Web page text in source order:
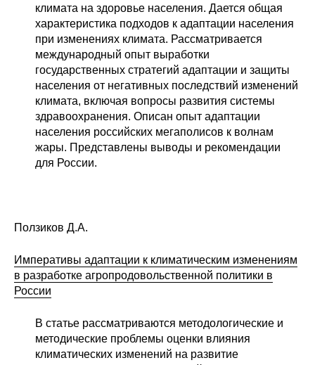
климата на здоровье населения. Дается общая
характеристика подходов к адаптации населения
при изменениях климата. Рассматривается
международный опыт выработки
государственных стратегий адаптации и защиты
населения от негативных последствий изменений
климата, включая вопросы развития системы
здравоохранения. Описан опыт адаптации
населения российских мегаполисов к волнам
жары. Представлены выводы и рекомендации
для России.
Ползиков Д.А.
Императивы адаптации к климатическим изменениям
в разработке агропродовольственной политики в
России
В статье рассматриваются методологические и
методические проблемы оценки влияния
климатических изменений на развитие